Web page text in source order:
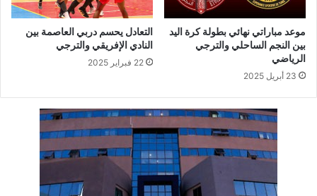
موعد مباراتي نهائي بطولة كرة اليد
بين النجم الساحلي والترجي
الرياضي
23 أبريل 2025
التعادل يحسم دربي العاصمة بين
النادي الإفريقي والترجي
22 فبراير 2025